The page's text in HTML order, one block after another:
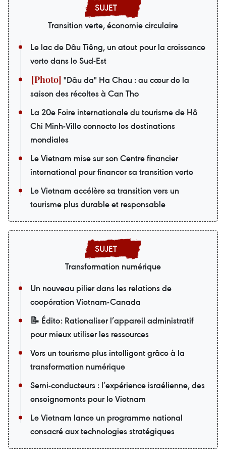
Transition verte, économie circulaire
Le lac de Dâu Tiêng, un atout pour la croissance
verte dans le Sud-Est
"Dâu da" Ha Chau : au cœur de la
saison des récoltes à Can Tho
La 20e Foire internationale du tourisme de Hô
Chi Minh-Ville connecte les destinations
mondiales
Le Vietnam mise sur son Centre financier
international pour financer sa transition verte
Le Vietnam accélère sa transition vers un
tourisme plus durable et responsable
Transformation numérique
Un nouveau pilier dans les relations de
coopération Vietnam-Canada
📝 Édito: Rationaliser l’appareil administratif
pour mieux utiliser les ressources
Vers un tourisme plus intelligent grâce à la
transformation numérique
Semi-conducteurs : l’expérience israélienne, des
enseignements pour le Vietnam
Le Vietnam lance un programme national
consacré aux technologies stratégiques